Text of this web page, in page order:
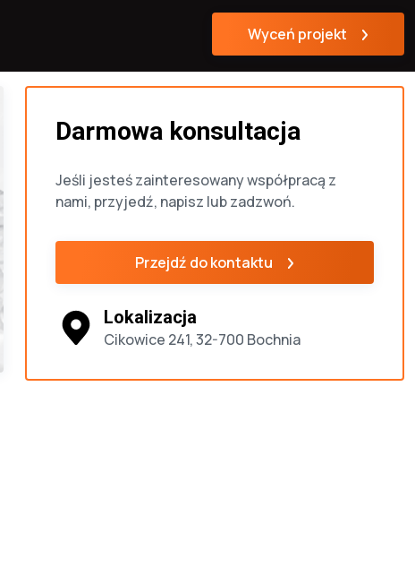
Wyceń projekt
Darmowa konsultacja
Jeśli jesteś zainteresowany współpracą z
nami, przyjedź, napisz lub zadzwoń.
Przejdź do kontaktu
Lokalizacja
Cikowice 241, 32-700 Bochnia